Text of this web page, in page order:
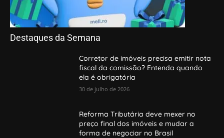
Destaques da Semana
Corretor de imóveis precisa emitir nota
fiscal da comissão? Entenda quando
ela é obrigatória
30 de julho de 2026
Reforma Tributária deve mexer no
preço final dos imóveis e mudar a
forma de negociar no Brasil